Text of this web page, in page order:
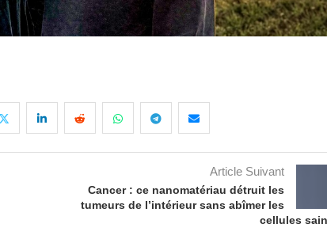
Article Suivant
Cancer : ce nanomatériau détruit les
tumeurs de l’intérieur sans abîmer les
cellules